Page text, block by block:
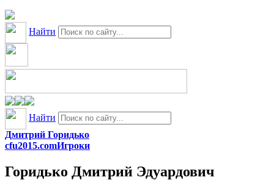
Найти
Найти
Дмитрий Горидько
cfu2015.comИгроки
Горидько Дмитрий Эдуардович